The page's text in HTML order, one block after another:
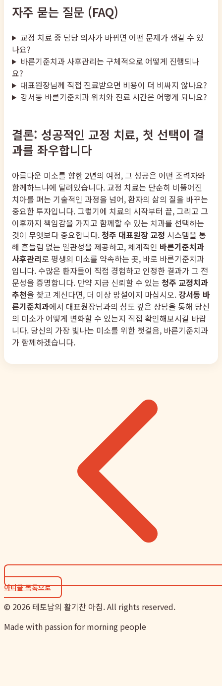
자주 묻는 질문 (FAQ)
교정 치료 중 담당 의사가 바뀌면 어떤 문제가 생길 수 있
나요?
바른기준치과 사후관리는 구체적으로 어떻게 진행되나
요?
대표원장님께 직접 진료받으면 비용이 더 비싸지 않나요?
강서동 바른기준치과 위치와 진료 시간은 어떻게 되나요?
결론: 성공적인 교정 치료, 첫 선택이 결
과를 좌우합니다
아름다운 미소를 향한 2년의 여정, 그 성공은 어떤 조력자와
함께하느냐에 달려있습니다. 교정 치료는 단순히 비뚤어진
치아를 펴는 기술적인 과정을 넘어, 환자의 삶의 질을 바꾸는
중요한 투자입니다. 그렇기에 치료의 시작부터 끝, 그리고 그
이후까지 책임감을 가지고 함께할 수 있는 치과를 선택하는
것이 무엇보다 중요합니다.청주 대표원장 교정 시스템을 통
해 흔들림 없는 일관성을 제공하고, 체계적인 바른기준치과
사후관리로 평생의 미소를 약속하는 곳, 바로 바른기준치과
입니다. 수많은 환자들이 직접 경험하고 인정한 결과가 그 전
문성을 증명합니다. 만약 지금 신뢰할 수 있는 청주 교정치과
추천을 찾고 계신다면, 더 이상 망설이지 마십시오. 강서동 바
른기준치과에서 대표원장님과의 심도 깊은 상담을 통해 당신
의 미소가 어떻게 변화할 수 있는지 직접 확인해보시길 바랍
니다. 당신의 가장 빛나는 미소를 위한 첫걸음, 바른기준치과
가 함께하겠습니다.
아티클 목록으로
© 2026 테토남의 활기찬 아침. All rights reserved.
Made with passion for morning people